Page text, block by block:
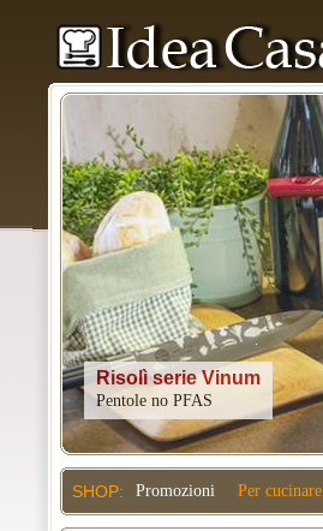
Kitchenaid
SHOP: Promozioni Per cucinare